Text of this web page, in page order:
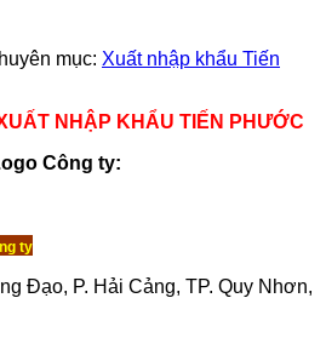
mục: Xuất nhập khẩu Tiến
NHẬP KHẨU TIẾN PHƯỚC
Công ty:
ty
Đạo, P. Hải Cảng, TP. Quy Nhơn,